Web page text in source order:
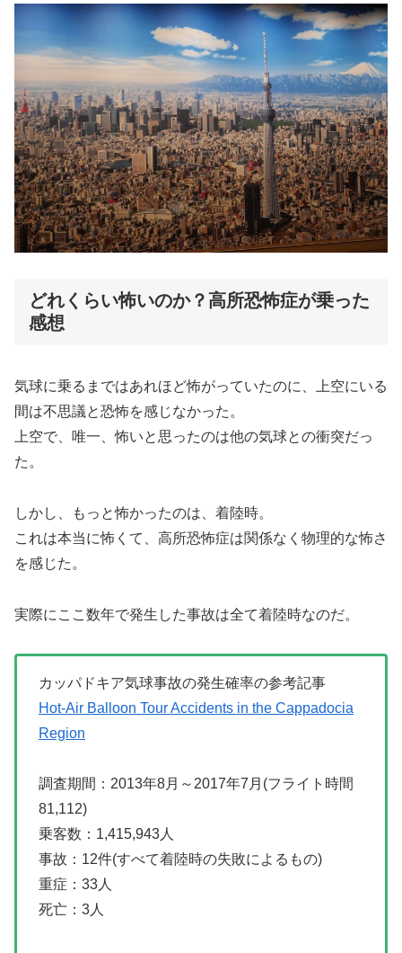
どれくらい怖いのか？高所恐怖症が乗った
感想
気球に乗るまではあれほど怖がっていたのに、上空にいる
間は不思議と恐怖を感じなかった。
上空で、唯一、怖いと思ったのは他の気球との衝突だっ
た。
しかし、もっと怖かったのは、着陸時。
これは本当に怖くて、高所恐怖症は関係なく物理的な怖さ
を感じた。
実際にここ数年で発生した事故は全て着陸時なのだ。
カッパドキア気球事故の発生確率の参考記事
Hot-Air Balloon Tour Accidents in the Cappadocia
Region
調査期間：2013年8月～2017年7月(フライト時間
81,112)
乗客数：1,415,943人
事故：12件(すべて着陸時の失敗によるもの)
重症：33人
死亡：3人